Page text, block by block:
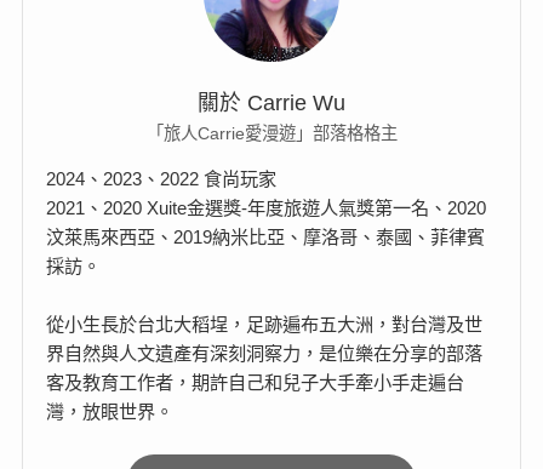
關於 Carrie Wu
「旅人Carrie愛漫遊」部落格格主
2024、2023、2022 食尚玩家
2021、2020 Xuite金選獎-年度旅遊人氣獎第一名、2020
汶萊馬來西亞、2019納米比亞、摩洛哥、泰國、菲律賓
採訪。
從小生長於台北大稻埕，足跡遍布五大洲，對台灣及世
界自然與人文遺產有深刻洞察力，是位樂在分享的部落
客及教育工作者，期許自己和兒子大手牽小手走遍台
灣，放眼世界。